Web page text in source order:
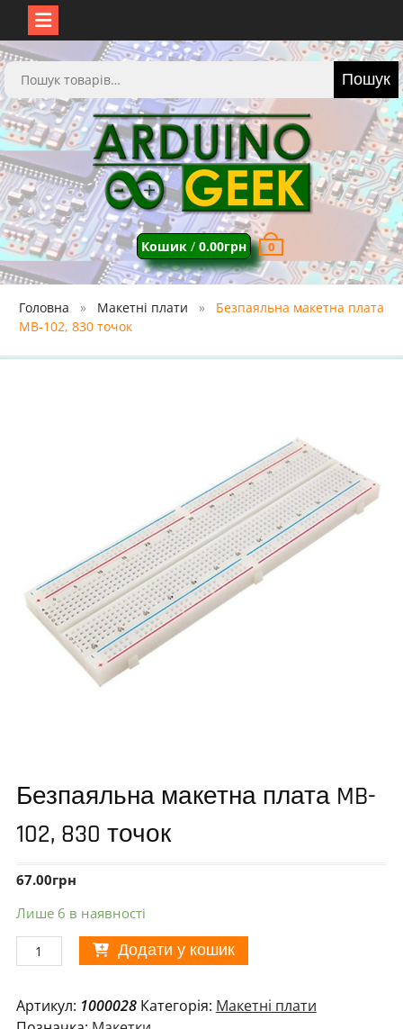
Перейти
до
вмісту
Шукати: Пошук
Кошик/ 0.00грн 0
Головна Макетні плати
Безпаяльна макетна плата
MB-102, 830 точок
Безпаяльна макетна плата MB-
102, 830 точок
67.00грн
Лише 6 в наявності
Безпаяльна
макетна
MB-
Додати у кошик
Артикул: 1000028 Категорія: Макетні плати